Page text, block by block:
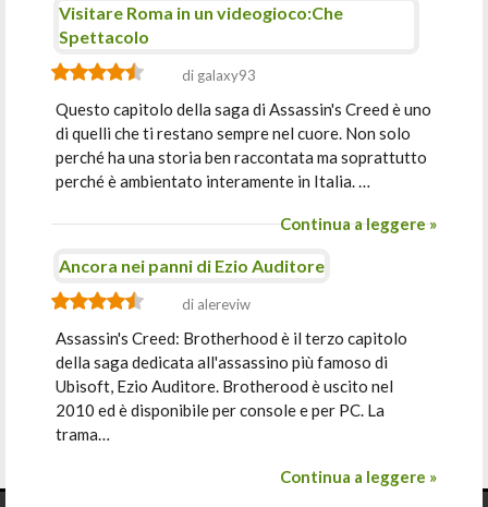
Visitare Roma in un videogioco:Che
Spettacolo
di galaxy93
Questo capitolo della saga di Assassin's Creed è uno
di quelli che ti restano sempre nel cuore. Non solo
perché ha una storia ben raccontata ma soprattutto
perché è ambientato interamente in Italia. …
Continua a leggere »
Ancora nei panni di Ezio Auditore
di alereviw
Assassin's Creed: Brotherhood è il terzo capitolo
della saga dedicata all'assassino più famoso di
Ubisoft, Ezio Auditore. Brotherood è uscito nel
2010 ed è disponibile per console e per PC. La
trama…
Continua a leggere »